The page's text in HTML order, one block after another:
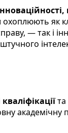
охоплюють як
— так і
академічну